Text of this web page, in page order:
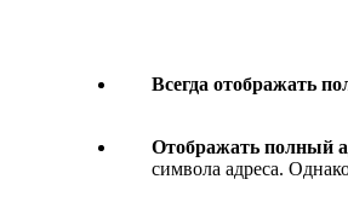
Всегда отображать
Отображать полный
символа адреса.